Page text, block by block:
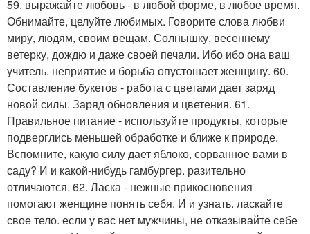
59. выражайте любовь - в любой форме, в любое время.
Обнимайте, целуйте любимых. Говорите слова любви
миру, людям, своим вещам. Солнышку, весеннему
ветерку, дождю и даже своей печали. Ибо ибо она ваш
учитель. неприятие и борьба опустошает женщину. 60.
Составление букетов - работа с цветами дает заряд
новой силы. Заряд обновления и цветения. 61.
Правильное питание - используйте продукты, которые
подверглись меньшей обработке и ближе к природе.
Вспомните, какую силу дает яблоко, сорванное вами в
саду? И и какой-нибудь гамбургер. разительно
отличаются. 62. Ласка - нежные прикосновения
помогают женщине понять себя. И и узнать. ласкайте
свое тело. если у вас нет мужчины, не отказывайте себе